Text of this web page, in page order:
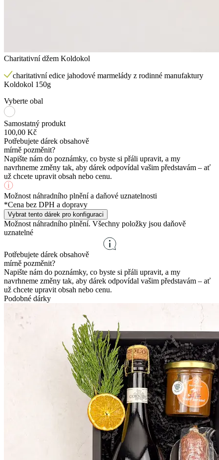
Charitativní džem Koldokol
charitativní edice jahodové marmelády z rodinné manufaktury
Koldokol 150g
Vyberte obal
Samostatný produkt
100,00 Kč
Potřebujete dárek obsahově
mírně pozměnit?
Napište nám do poznámky, co byste si přáli upravit, a my
navrhneme změny tak, aby dárek odpovídal vašim představám – ať
už chcete upravit obsah nebo cenu.
Možnost náhradního plnění a daňové uznatelnosti
*Cena bez DPH a dopravy
Vybrat tento dárek pro konfiguraci
Možnost náhradního plnění. Všechny položky jsou daňově
uznatelné
Potřebujete dárek obsahově
mírně pozměnit?
Napište nám do poznámky, co byste si přáli upravit, a my
navrhneme změny tak, aby dárek odpovídal vašim představám – ať
už chcete upravit obsah nebo cenu.
Podobné dárky